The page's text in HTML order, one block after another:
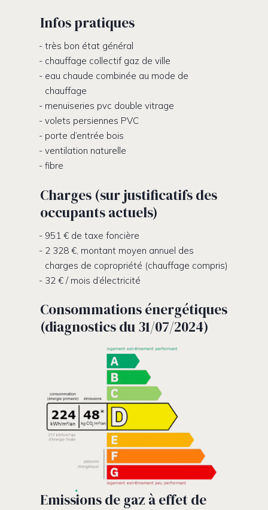
Infos pratiques
très bon état général
chauffage collectif gaz de ville
eau chaude combinée au mode de
chauffage
menuiseries pvc double vitrage
volets persiennes PVC
porte d’entrée bois
ventilation naturelle
fibre
Charges (sur justificatifs des
occupants actuels)
951 € de taxe foncière
2 328 €, montant moyen annuel des
charges de copropriété (chauffage compris)
32 € / mois d’électricité
Consommations énergétiques
(diagnostics du 31/07/2024)
Emissions de gaz à effet de